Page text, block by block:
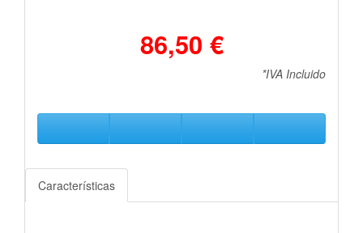
86,50 €
*IVA Incluido
Características